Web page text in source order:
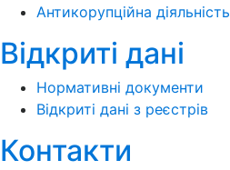
Антикорупційна діяльність
Відкриті дані
Нормативні документи
Відкриті дані з реєстрів
Контакти